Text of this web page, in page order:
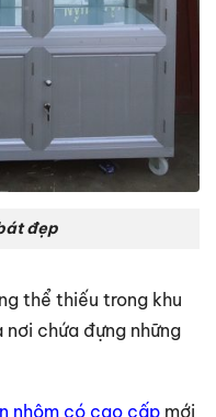
đẹp
thể thiếu trong khu
chứa đựng những
nhôm có cao cấp mới